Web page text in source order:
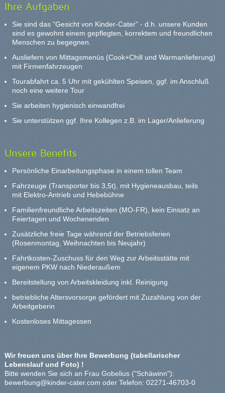
Ihre Aufgaben
Sie sind das "Gesicht von Kinder-Cater" - d.h. unsere Kunden
sind es gewohnt einem gepflegten, korrektem und freundlichen
Menschen zu begegnen.
Ausliefern von Mittagsmenüs (Cook+Chill und Warmanlieferung)
mit Firmenfahrzeugen
Tourabfahrt ca. 5 Uhr mit gekühlten Speisen, ggf. im Anschluß
noch eine weitere Tour
Sie arbeiten hygienisch einwandfrei
Sie unterstützen ggf. Ihre Kollegen z.B. im Lager/Anlieferung
Unsere Benefits
Persönliche Einarbeitungsphase in einem tollen Team
Fahrzeuge (Transporter bis 3,5t), mit Hygieneausbau, teils
mit Elektro-Antrieb und Hebebühne
Familienfreundliche Arbeitszeiten (MO-FR), kein Einsatz an
Feiertagen und Wochenenden
Zusätzliche freie Tage während der Betriebsferien
(Rosenmontag, Weihnachten bis Neujahr)
Fahrtkosten-Zuschuss für den Weg zur Arbeitsstätte mit
eigenem PKW nach Niederaußem
Bereitstellung von Arbeitskleidung inkl. Reinigung
betriebliche Altersvorsorge gefördert mit Zuzahlung von der
Arbeitgeberin
Kostenloses Mittagessen
Wir freuen uns über Ihre Bewerbung (tabellarischer
Lebenslauf und Foto) !
Bitte wenden Sie sich an Frau Gobelius ("Schäwinn"):
bewerbung@kinder-cater.com oder Telefon: 02271-46703-0